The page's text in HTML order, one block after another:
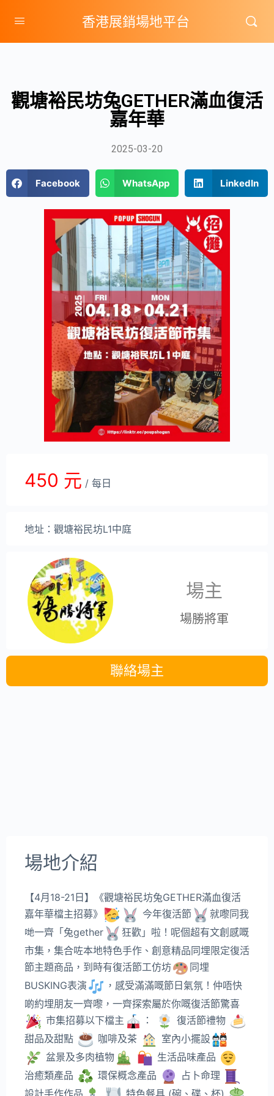
香港展銷場地平台
觀塘裕民坊兔GETHER滿血復活
嘉年華
2025-03-20
Facebook WhatsApp LinkedIn
450 元 / 每日
地址：觀塘裕民坊L1中庭
場主
場勝將軍
聯絡場主
場地介紹
【4月18-21日】《觀塘裕民坊兔GETHER滿血復活
嘉年華檔主招募》
今年復活節
就嚟同我
哋一齊「兔gether
狂歡」啦！呢個超有文創感嘅
市集，集合咗本地特色手作、創意精品同埋限定復活
節主題商品，到時有復活節工仿坊
同埋
BUSKING表演
，感受滿滿嘅節日氣氛！仲唔快
啲約埋朋友一齊嚟，一齊探索屬於你嘅復活節驚喜
市集招募以下檔主
：
復活節禮物
甜品及甜點
咖啡及茶
室內小擺設
盆景及多肉植物
生活品味產品
治癒類產品
環保概念產品
占卜命理